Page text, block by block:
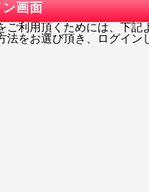
画面
ご利用頂くためには、下記
法をお選び頂き、ログイン